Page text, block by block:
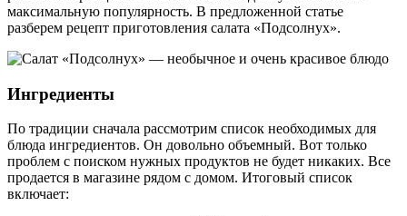
максимальную популярность. В предложенной статье
разберем рецепт приготовления салата «Подсолнух».
Ингредиенты
По традиции сначала рассмотрим список необходимых для
блюда ингредиентов. Он довольно объемный. Вот только
проблем с поиском нужных продуктов не будет никаких. Все
продается в магазине рядом с домом. Итоговый список
включает: